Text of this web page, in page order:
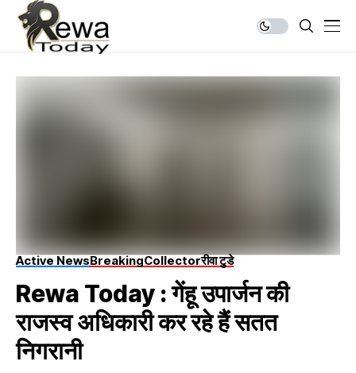
Active NewsBreakingCollectorरीवा टुडे
Rewa Today : गेंहू उपार्जन की
राजस्व अधिकारी कर रहे हैं सतत
निगरानी